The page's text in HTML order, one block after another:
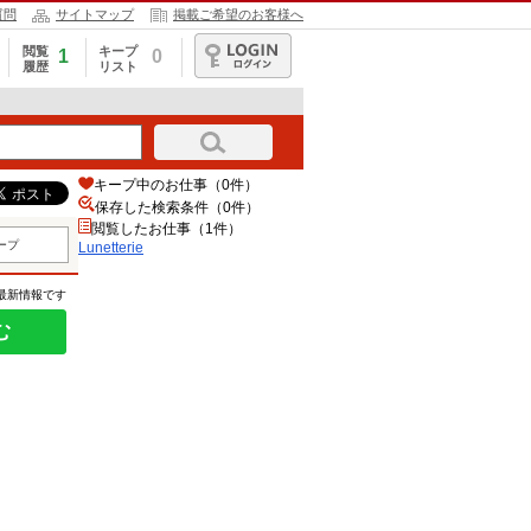
問 サイトマップ 掲載ご希望のお客様へ
閲覧
履歴
1
キープ
リスト
0
ログイン
プ
新情報です
キープ中のお仕事（0件）
保存した検索条件（0件）
閲覧したお仕事（1件）
Lunetterie